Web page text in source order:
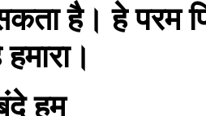
है। हे परम
हम